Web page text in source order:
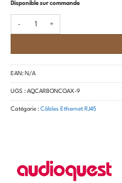
Disponible sur commande
EAN: N/A
UGS : AQCARBONCOAX-9
Catégorie : Câbles Ethernet RJ45